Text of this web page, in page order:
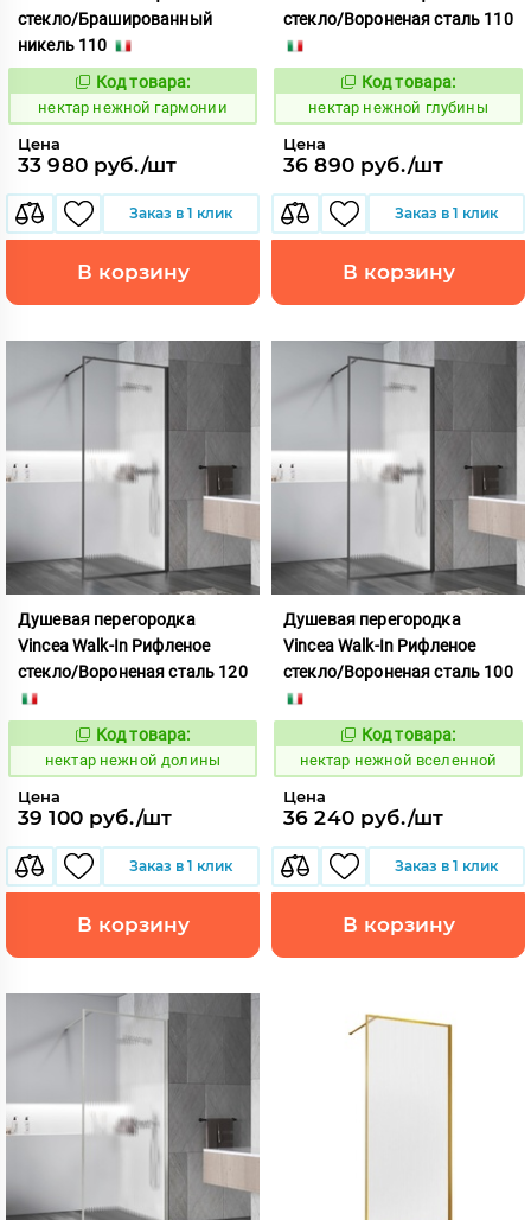
стекло/Брашированный
никель 110
Код:
1133016
Код товара:
нектар нежной гармонии
Цена
33 980 руб./шт
Заказ в 1 клик
В корзину
стекло/Вороненая сталь 110
Код:
1133017
Код товара:
нектар нежной глубины
Цена
36 890 руб./шт
Заказ в 1 клик
В корзину
Душевая перегородка
Vincea Walk-In Рифленое
стекло/Вороненая сталь 120
Код:
1133021
Код товара:
нектар нежной долины
Цена
39 100 руб./шт
Заказ в 1 клик
В корзину
Душевая перегородка
Vincea Walk-In Рифленое
стекло/Вороненая сталь 100
Код:
1133013
Код товара:
нектар нежной вселенной
Цена
36 240 руб./шт
Заказ в 1 клик
В корзину